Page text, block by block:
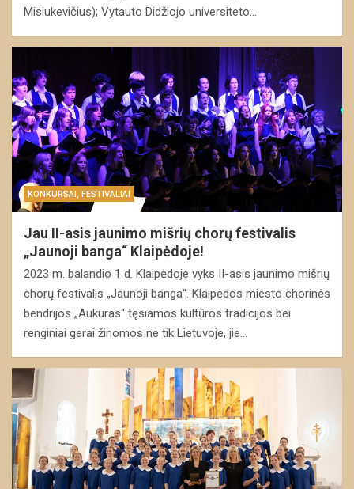
Misiukevičius); Vytauto Didžiojo universiteto…
KONKURSAI, FESTIVALIAI
Jau II-asis jaunimo mišrių chorų festivalis
„Jaunoji banga“ Klaipėdoje!
2023 m. balandio 1 d. Klaipėdoje vyks II-asis jaunimo mišrių
chorų festivalis „Jaunoji banga“. Klaipėdos miesto chorinės
bendrijos „Aukuras“ tęsiamos kultūros tradicijos bei
renginiai gerai žinomos ne tik Lietuvoje, jie…